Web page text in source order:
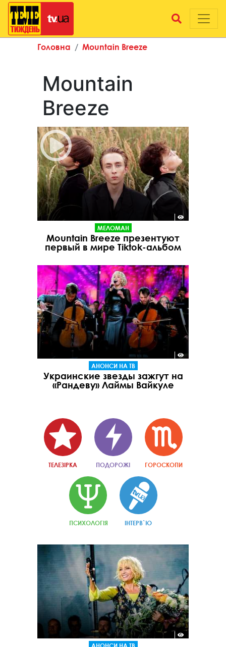
Головна Mountain Breeze
Mountain
Breeze
МЕЛОМАН
Mountain Breeze презентуют
первый в мире Tiktok-альбом
АНОНСИ НА ТВ
Украинские звезды зажгут на
«Рандеву» Лаймы Вайкуле
ТЕЛЕЗІРКА ПОДОРОЖІ ГОРОСКОПИ
ПСИХОЛОГІЯ ІНТЕРВ`Ю
АНОНСИ НА ТВ